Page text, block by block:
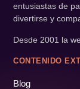
entusiastas de
divertirse y
Desde 2001 la
CONTENIDO
Blog